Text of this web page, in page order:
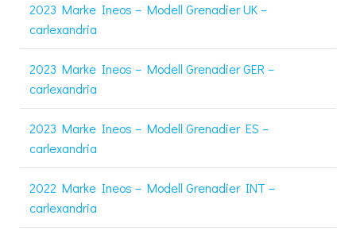
2023 Marke Ineos – Modell Grenadier UK –
carlexandria
2023 Marke Ineos – Modell Grenadier GER –
carlexandria
2023 Marke Ineos – Modell Grenadier ES –
carlexandria
2022 Marke Ineos – Modell Grenadier INT –
carlexandria